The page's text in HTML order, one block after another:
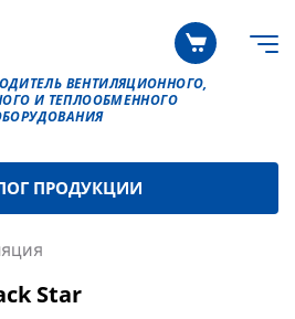
ВЕНТИЛЯЦИОННОГО,
И ТЕПЛООБМЕННОГО
ПРОДУКЦИИ
Star